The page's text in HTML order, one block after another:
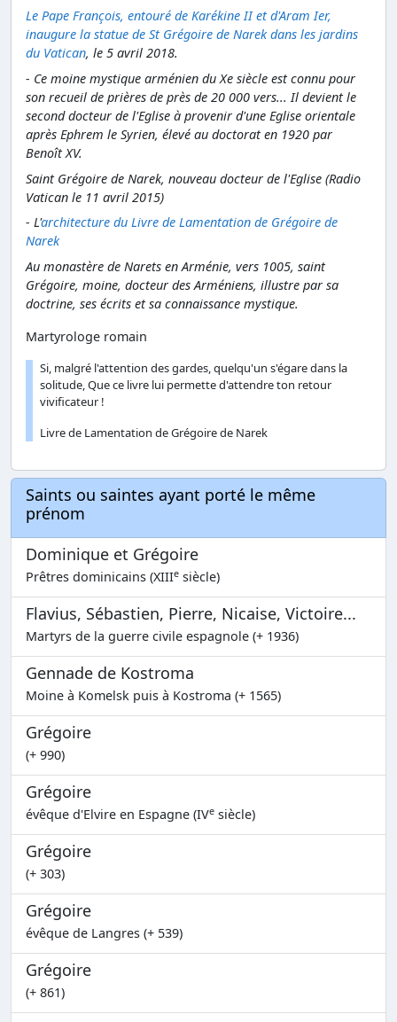
Le Pape François, entouré de Karékine II et d'Aram Ier,
inaugure la statue de St Grégoire de Narek dans les jardins
du Vatican, le 5 avril 2018.
- Ce moine mystique arménien du Xe siècle est connu pour
son recueil de prières de près de 20 000 vers... Il devient le
second docteur de l'Eglise à provenir d'une Eglise orientale
après Ephrem le Syrien, élevé au doctorat en 1920 par
Benoît XV.
Saint Grégoire de Narek, nouveau docteur de l'Eglise (Radio
Vatican le 11 avril 2015)
- L'architecture du Livre de Lamentation de Grégoire de
Narek
Au monastère de Narets en Arménie, vers 1005, saint
Grégoire, moine, docteur des Arméniens, illustre par sa
doctrine, ses écrits et sa connaissance mystique.
Martyrologe romain
Si, malgré l'attention des gardes, quelqu'un s'égare dans la
solitude, Que ce livre lui permette d'attendre ton retour
vivificateur !
Livre de Lamentation de Grégoire de Narek
Saints ou saintes ayant porté le même
prénom
Dominique et Grégoire
Prêtres dominicains (XIIIe siècle)
Flavius, Sébastien, Pierre, Nicaise, Victoire...
Martyrs de la guerre civile espagnole (+ 1936)
Gennade de Kostroma
Moine à Komelsk puis à Kostroma (+ 1565)
Grégoire
(+ 990)
Grégoire
évêque d'Elvire en Espagne (IVe siècle)
Grégoire
(+ 303)
Grégoire
évêque de Langres (+ 539)
Grégoire
(+ 861)